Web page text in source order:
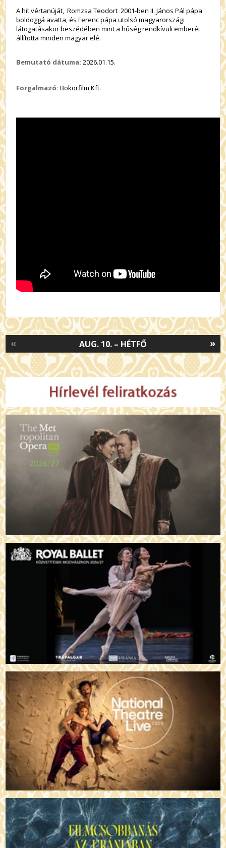
A hit vértanúját, Romzsa Teodort 2001-ben II. János Pál pápa
boldoggá avatta, és Ferenc pápa utolsó magyarországi
látogatásakor beszédében mint a hűség rendkívüli emberét
állította minden magyar elé.
Bemutató dátuma: 2026.01.15.
Forgalmazó: Bokorfilm Kft.
»
AUG. 10. – HÉTFŐ
«